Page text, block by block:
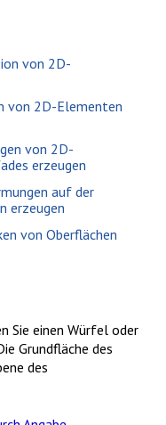
von 2D-
von 2D-Elementen
von 2D-
erzeugen
auf der
erzeugen
von Oberflächen
Sie einen Würfel oder
Grundfläche des
des